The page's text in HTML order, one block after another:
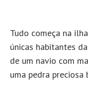
Tudo começa na
únicas habitantes
de um navio com
uma pedra